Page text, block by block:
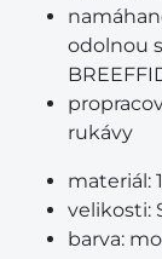
odolnou
rukávy
materiál:
velikosti:
barva: